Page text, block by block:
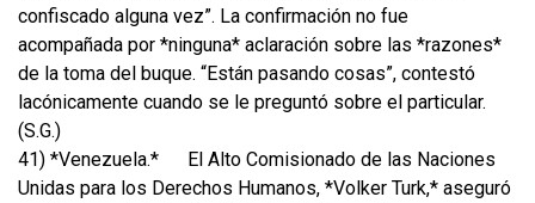
confiscado alguna vez”. La confirmación no fue
acompañada por *ninguna* aclaración sobre las *razones*
de la toma del buque. “Están pasando cosas”, contestó
lacónicamente cuando se le preguntó sobre el particular.
(S.G.)
41) *Venezuela.*
El Alto Comisionado de las Naciones
Unidas para los Derechos Humanos, *Volker Turk,* aseguró